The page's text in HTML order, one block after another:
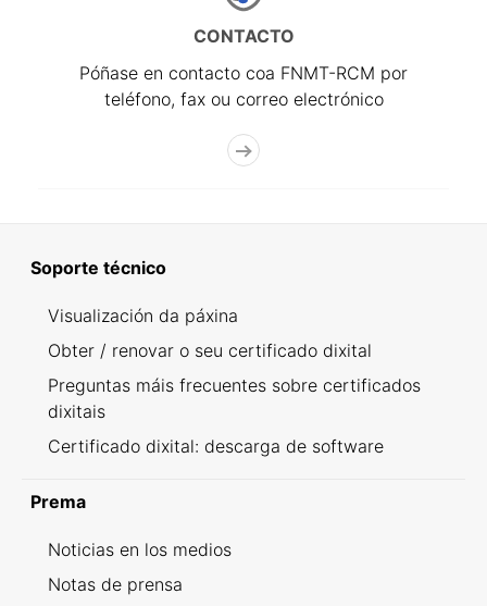
CONTACTO
Póñase en contacto coa FNMT-RCM por
teléfono, fax ou correo electrónico
Soporte técnico
Visualización da páxina
Obter / renovar o seu certificado dixital
Preguntas máis frecuentes sobre certificados
dixitais
Certificado dixital: descarga de software
Prema
Noticias en los medios
Notas de prensa